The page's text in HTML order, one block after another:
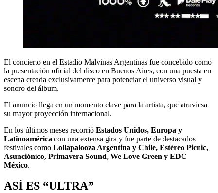
El concierto en el Estadio Malvinas Argentinas fue concebido como
la presentación oficial del disco en Buenos Aires, con una puesta en
escena creada exclusivamente para potenciar el universo visual y
sonoro del álbum.
El anuncio llega en un momento clave para la artista, que atraviesa
su mayor proyección internacional.
En los últimos meses recorrió Estados Unidos, Europa y
Latinoamérica con una extensa gira y fue parte de destacados
festivales como Lollapalooza Argentina y Chile, Estéreo Picnic,
Asunciónico, Primavera Sound, We Love Green y EDC
México.
ASÍ ES “ULTRA”